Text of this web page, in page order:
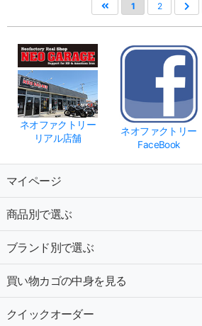
1 2
ネオファクトリー
リアル店舗
ネオファクトリー
FaceBook
マイページ
商品別で選ぶ
ブランド別で選ぶ
買い物カゴの中身を見る
クイックオーダー